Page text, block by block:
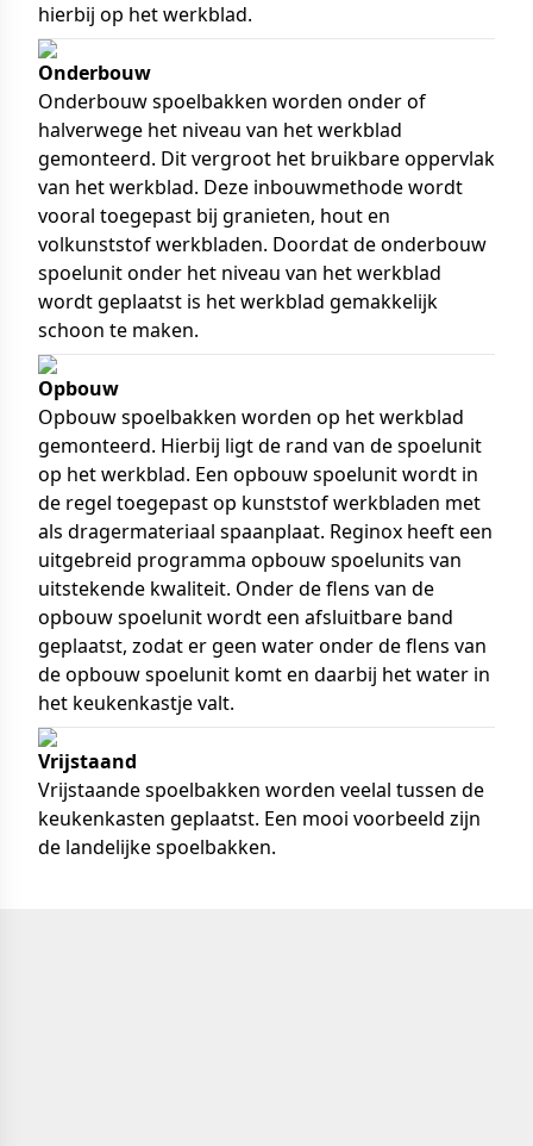
hierbij op het werkblad.
Onderbouw
Onderbouw spoelbakken worden onder of
halverwege het niveau van het werkblad
gemonteerd. Dit vergroot het bruikbare oppervlak
van het werkblad. Deze inbouwmethode wordt
vooral toegepast bij granieten, hout en
volkunststof werkbladen. Doordat de onderbouw
spoelunit onder het niveau van het werkblad
wordt geplaatst is het werkblad gemakkelijk
schoon te maken.
Opbouw
Opbouw spoelbakken worden op het werkblad
gemonteerd. Hierbij ligt de rand van de spoelunit
op het werkblad. Een opbouw spoelunit wordt in
de regel toegepast op kunststof werkbladen met
als dragermateriaal spaanplaat. Reginox heeft een
uitgebreid programma opbouw spoelunits van
uitstekende kwaliteit. Onder de flens van de
opbouw spoelunit wordt een afsluitbare band
geplaatst, zodat er geen water onder de flens van
de opbouw spoelunit komt en daarbij het water in
het keukenkastje valt.
Vrijstaand
Vrijstaande spoelbakken worden veelal tussen de
keukenkasten geplaatst. Een mooi voorbeeld zijn
de landelijke spoelbakken.